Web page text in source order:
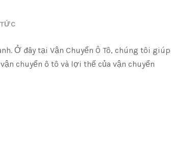
Ở đây tại Vận Chuyển Ô Tô, chúng tôi giúp
chuyển ô tô và lợi thế của vận chuyển